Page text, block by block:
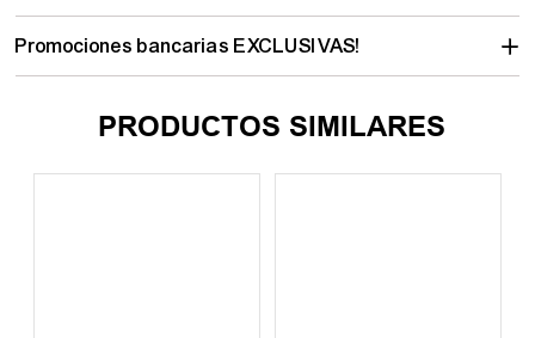
Promociones bancarias EXCLUSIVAS!
PRODUCTOS SIMILARES